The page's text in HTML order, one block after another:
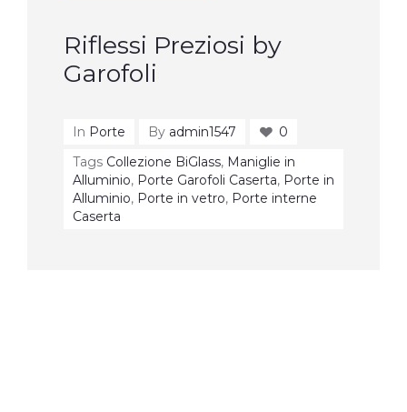
Riflessi Preziosi by
Garofoli
In Porte By admin1547
0
Tags Collezione BiGlass, Maniglie in
Alluminio, Porte Garofoli Caserta, Porte in
Alluminio, Porte in vetro, Porte interne
Caserta